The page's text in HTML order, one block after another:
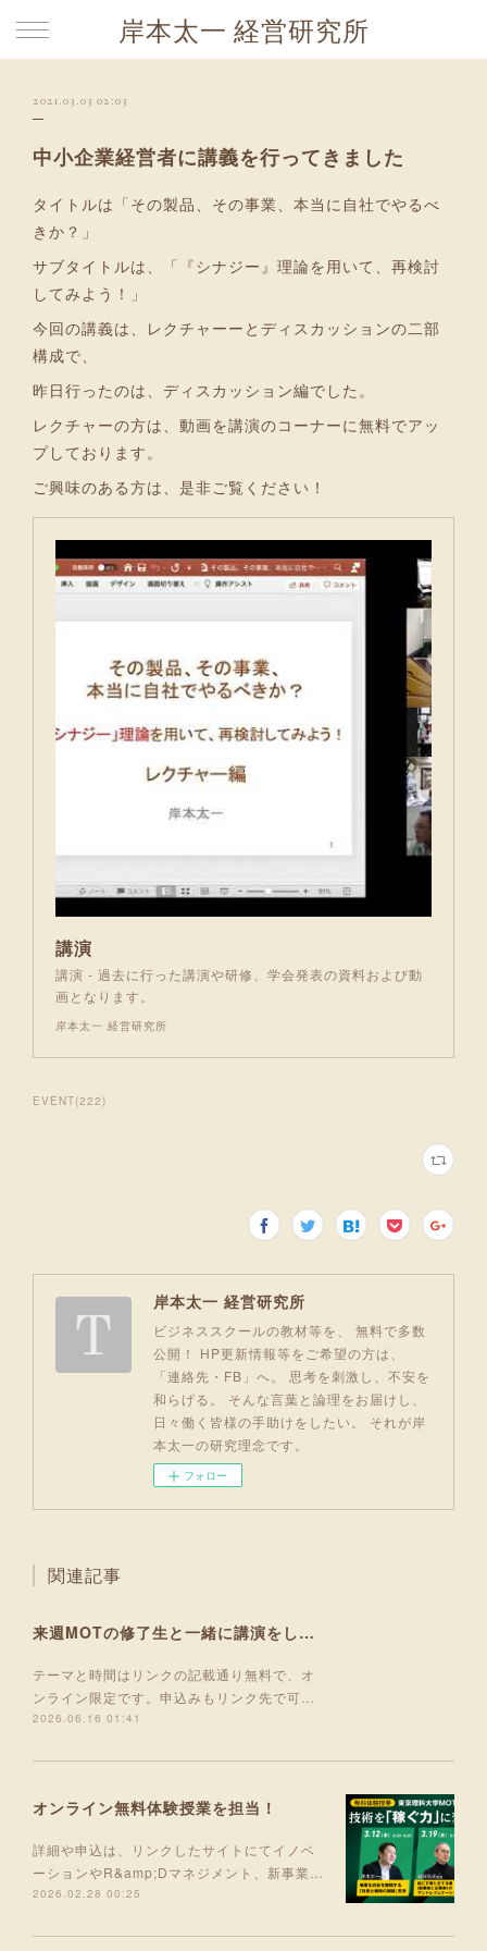
岸本太一 経営研究所
2021.03.03 02:03
中小企業経営者に講義を行ってきました
タイトルは「その製品、その事業、本当に自社でやるべ
きか？」
サブタイトルは、「『シナジー』理論を用いて、再検討
してみよう！」
今回の講義は、レクチャーーとディスカッションの二部
構成で、
昨日行ったのは、ディスカッション編でした。
レクチャーの方は、動画を講演のコーナーに無料でアッ
プしております。
ご興味のある方は、是非ご覧ください！
講演
講演 - 過去に行った講演や研修、学会発表の資料および動
画となります。
岸本太一 経営研究所
EVENT(222)
岸本太一 経営研究所
ビジネススクールの教材等を、 無料で多数
公開！ HP更新情報等をご希望の方は、
「連絡先・FB」へ。 思考を刺激し、不安を
和らげる。 そんな言葉と論理をお届けし、
日々働く皆様の手助けをしたい。 それが岸
本太一の研究理念です。
フォロー
関連記事
来週MOTの修了生と一緒に講演をします！
テーマと時間はリンクの記載通り無料で、オ
ンライン限定です。申込みもリンク先で可…
2026.06.16 01:41
オンライン無料体験授業を担当！
詳細や申込は、リンクしたサイトにてイノベ
ーションやR&amp;Dマネジメント、新事業…
2026.02.28 00:25